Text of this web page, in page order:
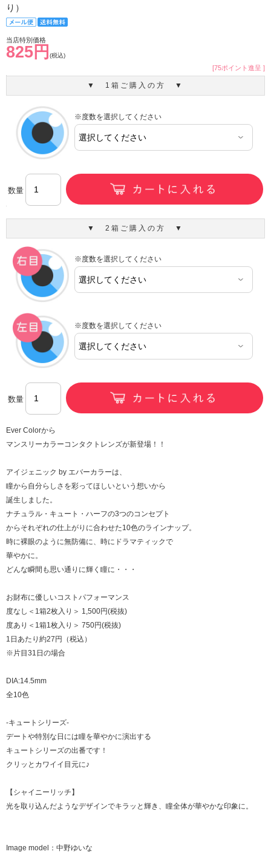
り）
当店特別価格
825円 (税込)
[75ポイント進呈 ]
▼ 1箱ご購入の方 ▼
※度数を選択してください
数量
▼ 2箱ご購入の方 ▼
※度数を選択してください
※度数を選択してください
数量
Ever Colorから
マンスリーカラーコンタクトレンズが新登場！！
アイジェニック by エバーカラーは、
瞳から自分らしさを彩ってほしいという想いから
誕生しました。
ナチュラル・キュート・ハーフの3つのコンセプト
からそれぞれの仕上がりに合わせた10色のラインナップ。
時に裸眼のように無防備に、時にドラマティックで
華やかに。
どんな瞬間も思い通りに輝く瞳に・・・
お財布に優しいコストパフォーマンス
度なし＜1箱2枚入り＞ 1,500円(税抜)
度あり＜1箱1枚入り＞ 750円(税抜)
1日あたり約27円（税込）
※片目31日の場合
DIA:14.5mm
全10色
-キュートシリーズ-
デートや特別な日には瞳を華やかに演出する
キュートシリーズの出番です！
クリッとカワイイ目元に♪
【シャイニーリッチ】
光を取り込んだようなデザインでキラッと輝き、瞳全体が華やかな印象に。
Image model：中野ゆいな